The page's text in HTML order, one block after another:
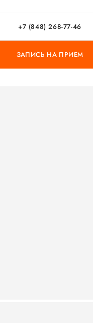
+7 (848) 268-77-46
ЗАПИСЬ НА ПРИЕМ